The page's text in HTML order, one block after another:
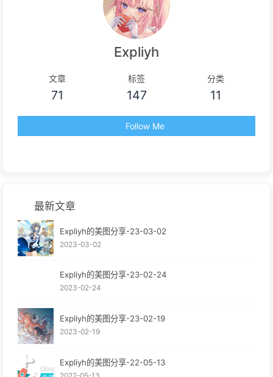
Expliyh
文章
71
标签
147
分类
11
Follow Me
最新文章
Expliyh的美图分享-23-03-02
2023-03-02
Expliyh的美图分享-23-02-24
2023-02-24
Expliyh的美图分享-23-02-19
2023-02-19
Expliyh的美图分享-22-05-13